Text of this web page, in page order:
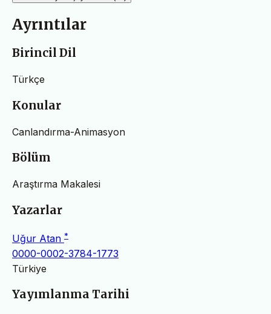
Ayrıntılar
Birincil Dil
Türkçe
Konular
Canlandırma-Animasyon
Bölüm
Araştırma Makalesi
Yazarlar
Uğur Atan *
0000-0002-3784-1773
Türkiye
Yayımlanma Tarihi